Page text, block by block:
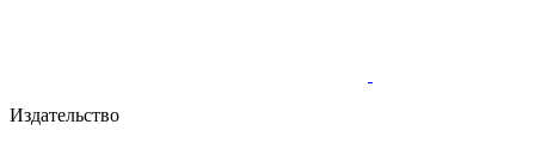
Издательство